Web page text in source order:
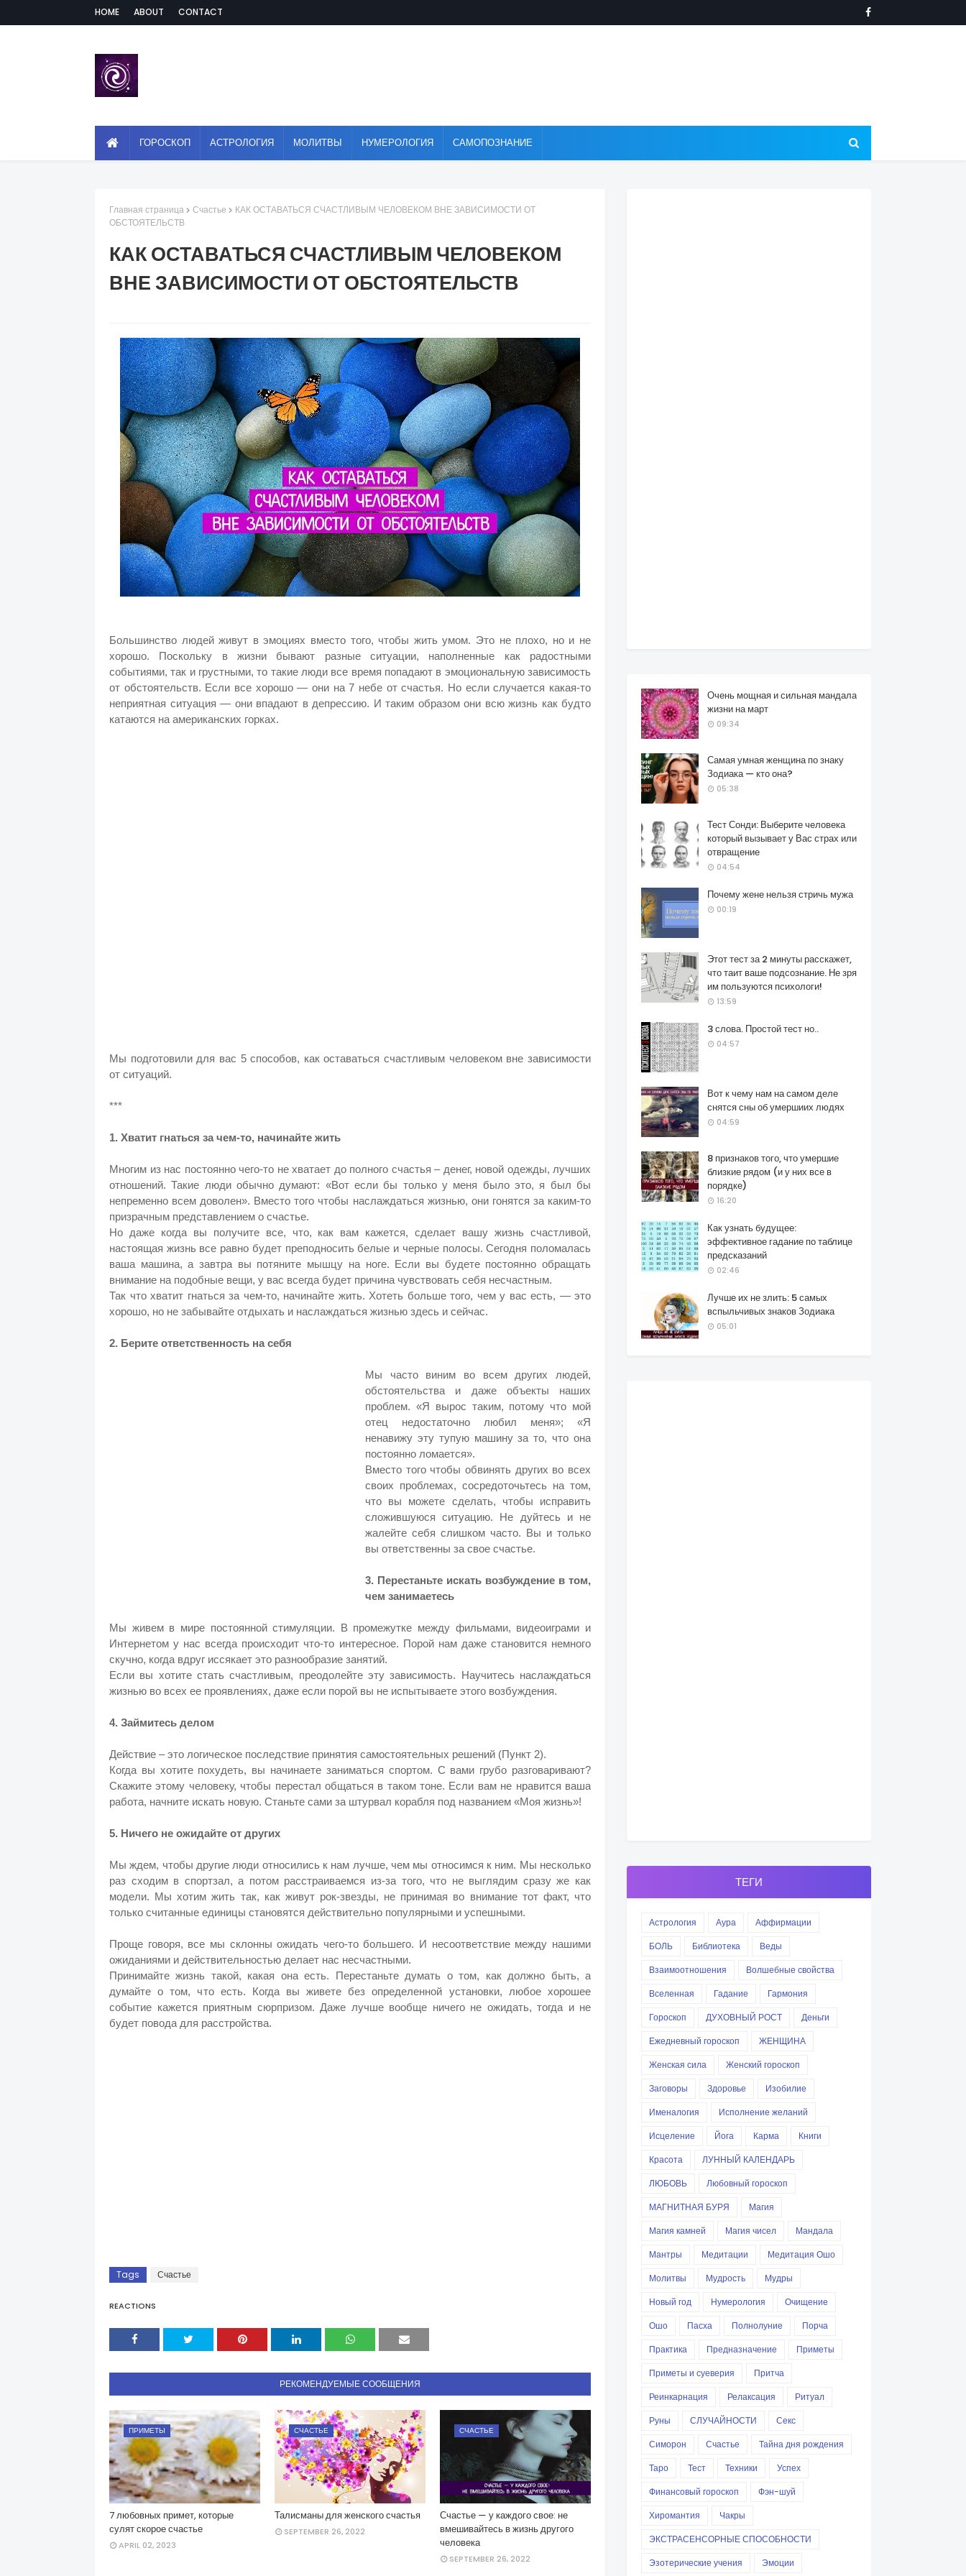
HOME ABOUT CONTACT
ГОРОСКОП АСТРОЛОГИЯ МОЛИТВЫ НУМЕРОЛОГИЯ САМОПОЗНАНИЕ
Главная страница Счастье
КАК ОСТАВАТЬСЯ СЧАСТЛИВЫМ ЧЕЛОВЕКОМ ВНЕ ЗАВИСИМОСТИ ОТ
ОБСТОЯТЕЛЬСТВ
КАК ОСТАВАТЬСЯ СЧАСТЛИВЫМ ЧЕЛОВЕКОМ
ВНЕ ЗАВИСИМОСТИ ОТ ОБСТОЯТЕЛЬСТВ
Большинство людей живут в эмоциях вместо того, чтобы жить умом. Это не плохо, но и не
хорошо. Поскольку в жизни бывают разные ситуации, наполненные как радостными
событиями, так и грустными, то такие люди все время попадают в эмоциональную зависимость
от обстоятельств. Если все хорошо — они на 7 небе от счастья. Но если случается какая-то
неприятная ситуация — они впадают в депрессию. И таким образом они всю жизнь как будто
катаются на американских горках.
Мы подготовили для вас 5 способов, как оставаться счастливым человеком вне зависимости
от ситуаций.
***
1. Хватит гнаться за чем-то, начинайте жить
Многим из нас постоянно чего-то не хватает до полного счастья – денег, новой одежды, лучших
отношений. Такие люди обычно думают: «Вот если бы только у меня было это, я был бы
непременно всем доволен». Вместо того чтобы наслаждаться жизнью, они гонятся за каким-то
призрачным представлением о счастье.
Но даже когда вы получите все, что, как вам кажется, сделает вашу жизнь счастливой,
настоящая жизнь все равно будет преподносить белые и черные полосы. Сегодня поломалась
ваша машина, а завтра вы потяните мышцу на ноге. Если вы будете постоянно обращать
внимание на подобные вещи, у вас всегда будет причина чувствовать себя несчастным.
Так что хватит гнаться за чем-то, начинайте жить. Хотеть больше того, чем у вас есть, — это
хорошо, но не забывайте отдыхать и наслаждаться жизнью здесь и сейчас.
2. Берите ответственность на себя
Мы часто виним во всем других людей,
обстоятельства и даже объекты наших
проблем. «Я вырос таким, потому что мой
отец недостаточно любил меня»; «Я
ненавижу эту тупую машину за то, что она
постоянно ломается».
Вместо того чтобы обвинять других во всех
своих проблемах, сосредоточьтесь на том,
что вы можете сделать, чтобы исправить
сложившуюся ситуацию. Не дуйтесь и не
жалейте себя слишком часто. Вы и только
вы ответственны за свое счастье.
3. Перестаньте искать возбуждение в том,
чем занимаетесь
Мы живем в мире постоянной стимуляции. В промежутке между фильмами, видеоиграми и
Интернетом у нас всегда происходит что-то интересное. Порой нам даже становится немного
скучно, когда вдруг иссякает это разнообразие занятий.
Если вы хотите стать счастливым, преодолейте эту зависимость. Научитесь наслаждаться
жизнью во всех ее проявлениях, даже если порой вы не испытываете этого возбуждения.
4. Займитесь делом
Действие – это логическое последствие принятия самостоятельных решений (Пункт 2).
Когда вы хотите похудеть, вы начинаете заниматься спортом. С вами грубо разговаривают?
Скажите этому человеку, чтобы перестал общаться в таком тоне. Если вам не нравится ваша
работа, начните искать новую. Станьте сами за штурвал корабля под названием «Моя жизнь»!
5. Ничего не ожидайте от других
Мы ждем, чтобы другие люди относились к нам лучше, чем мы относимся к ним. Мы несколько
раз сходим в спортзал, а потом расстраиваемся из-за того, что не выглядим сразу же как
модели. Мы хотим жить так, как живут рок-звезды, не принимая во внимание тот факт, что
только считанные единицы становятся действительно популярными и успешными.
Проще говоря, все мы склонны ожидать чего-то большего. И несоответствие между нашими
ожиданиями и действительностью делает нас несчастными.
Принимайте жизнь такой, какая она есть. Перестаньте думать о том, как должно быть, а
думайте о том, что есть. Когда вы живете без определенной установки, любое хорошее
событие кажется приятным сюрпризом. Даже лучше вообще ничего не ожидать, тогда и не
будет повода для расстройства.
Tags Счастье
REACTIONS
РЕКОМЕНДУЕМЫЕ СООБЩЕНИЯ
ПРИМЕТЫ
7 любовных примет, которые
сулят скорое счастье
APRIL 02, 2023
СЧАСТЬЕ
Талисманы для женского счастья
SEPTEMBER 26, 2022
СЧАСТЬЕ
Счастье — у каждого свое: не
вмешивайтесь в жизнь другого
человека
SEPTEMBER 26, 2022
Очень мощная и сильная мандала
жизни на март
09:34
Самая умная женщина по знаку
Зодиака — кто она?
05:38
Тест Сонди: Выберите человека
который вызывает у Вас страх или
отвращение
04:54
Почему жене нельзя стричь мужа
00:19
Этот тест за 2 минуты расскажет,
что таит ваше подсознание. Не зря
им пользуются психологи!
13:59
3 слова. Простой тест но..
04:57
Вот к чему нам на самом деле
снятся сны об умершиих людях
04:59
8 признаков того, что умершие
близкие рядом (и у них все в
порядке)
16:20
Как узнать будущее:
эффективное гадание по таблице
предсказаний
02:46
Лучше их не злить: 5 самых
вспыльчивых знаков Зодиака
05:01
ТЕГИ
Астрология Аура
Аффирмации
БОЛЬ
Библиотека
Веды
Взаимоотношения
Волшебные свойства
Вселенная
Гадание
Гармония
Гороскоп
ДУХОВНЫЙ РОСТ
Деньги
Ежедневный гороскоп
ЖЕНЩИНА
Женская сила
Женский гороскоп
Заговоры
Здоровье
Изобилие
Именалогия
Исполнение желаний
Исцеление
Йога Карма
Книги
Красота
ЛУННЫЙ КАЛЕНДАРЬ
ЛЮБОВЬ
Любовный гороскоп
МАГНИТНАЯ БУРЯ
Магия
Магия камней
Магия чисел
Мандала
Мантры
Медитации
Медитация Ошо
Молитвы
Мудрость
Мудры
Новый год
Нумерология
Очищение
Ошо
Пасха Полнолуние
Порча
Практика
Предназначение
Приметы
Приметы и суеверия
Притча
Реинкарнация
Релаксация
Ритуал
Руны
СЛУЧАЙНОСТИ
Секс
Симорон
Счастье
Тайна дня рождения
Таро
Тест Техники
Успех
Финансовый гороскоп
Фэн-шуй
Хиромантия
Чакры
ЭКСТРАСЕНСОРНЫЕ СПОСОБНОСТИ
Эзотерические учения
Эмоции